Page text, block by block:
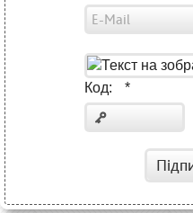
Код: *